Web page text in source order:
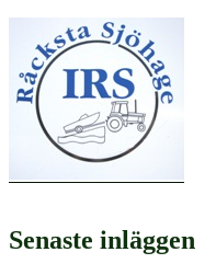
Senaste inläggen